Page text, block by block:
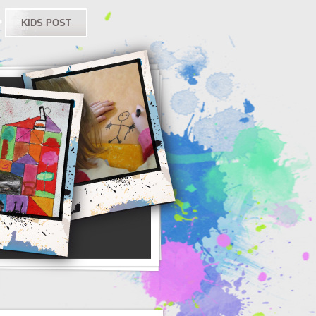
KIDS POST